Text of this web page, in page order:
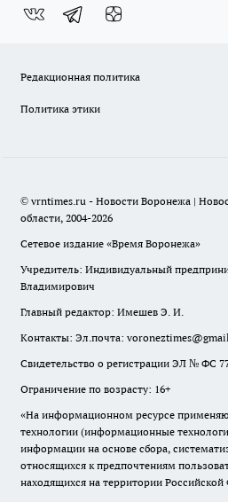
Редакционная политика
Политика этики
© vrntimes.ru - Новости Воронежа |
области, 2004-2026
Сетевое издание «Время Воронежа»
Учредитель: Индивидуальный
Владимирович
Главный редактор: Имешев Э. И.
Контакты: Эл.почта:
Свидетельство о регистрации ЭЛ № ФС 77
Ограничение по возрасту: 16+
«На информационном ресурсе
технологии (информационные
информации на основе сбора,
относящихся к предпочтениям
находящихся на территории Российской